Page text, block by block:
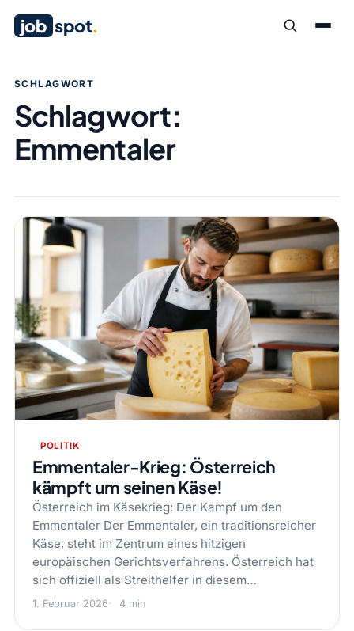
job spot.
SCHLAGWORT
Schlagwort:
Emmentaler
POLITIK
Emmentaler-Krieg: Österreich
kämpft um seinen Käse!
Österreich im Käsekrieg: Der Kampf um den
Emmentaler Der Emmentaler, ein traditionsreicher
Käse, steht im Zentrum eines hitzigen
europäischen Gerichtsverfahrens. Österreich hat
sich offiziell als Streithelfer in diesem…
1. Februar 2026 4 min